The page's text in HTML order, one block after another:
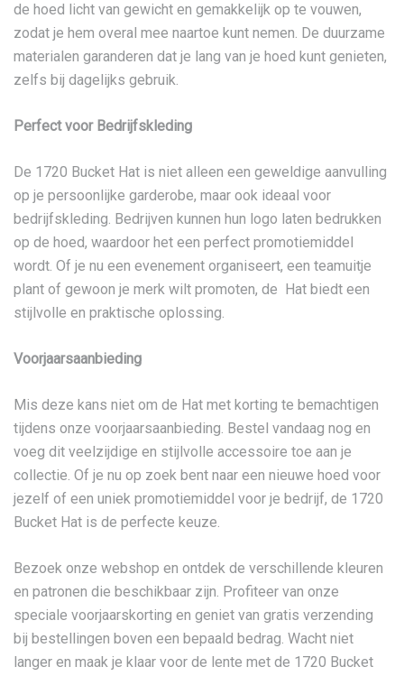
de hoed licht van gewicht en gemakkelijk op te vouwen,
zodat je hem overal mee naartoe kunt nemen. De duurzame
materialen garanderen dat je lang van je hoed kunt genieten,
zelfs bij dagelijks gebruik.
Perfect voor Bedrijfskleding
De 1720 Bucket Hat is niet alleen een geweldige aanvulling
op je persoonlijke garderobe, maar ook ideaal voor
bedrijfskleding. Bedrijven kunnen hun logo laten bedrukken
op de hoed, waardoor het een perfect promotiemiddel
wordt. Of je nu een evenement organiseert, een teamuitje
plant of gewoon je merk wilt promoten, de Hat biedt een
stijlvolle en praktische oplossing.
Voorjaarsaanbieding
Mis deze kans niet om de Hat met korting te bemachtigen
tijdens onze voorjaarsaanbieding. Bestel vandaag nog en
voeg dit veelzijdige en stijlvolle accessoire toe aan je
collectie. Of je nu op zoek bent naar een nieuwe hoed voor
jezelf of een uniek promotiemiddel voor je bedrijf, de 1720
Bucket Hat is de perfecte keuze.
Bezoek onze webshop en ontdek de verschillende kleuren
en patronen die beschikbaar zijn. Profiteer van onze
speciale voorjaarskorting en geniet van gratis verzending
bij bestellingen boven een bepaald bedrag. Wacht niet
langer en maak je klaar voor de lente met de 1720 Bucket